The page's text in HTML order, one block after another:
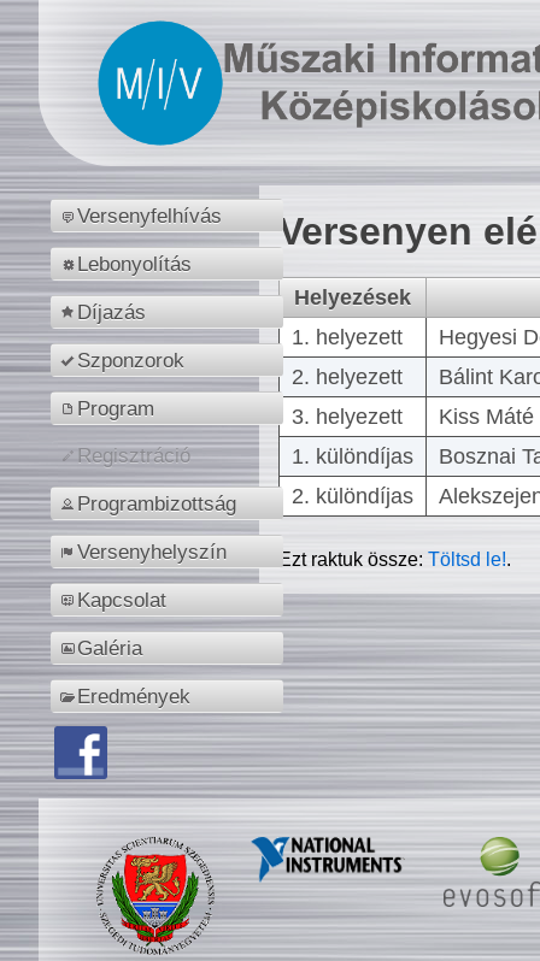
Versenyfelhívás
Lebonyolítás
Díjazás
Szponzorok
Program
Regisztráció
Programbizottság
Versenyhelyszín
Kapcsolat
Galéria
Eredmények
Versenyen
Helyezések
1. helyezett
Hegyesi
2. helyezett
Bálint
3. helyezett
Kiss
1. különdíjas
Bosznai
2. különdíjas
Ezt raktuk össze:Töltsd le!.